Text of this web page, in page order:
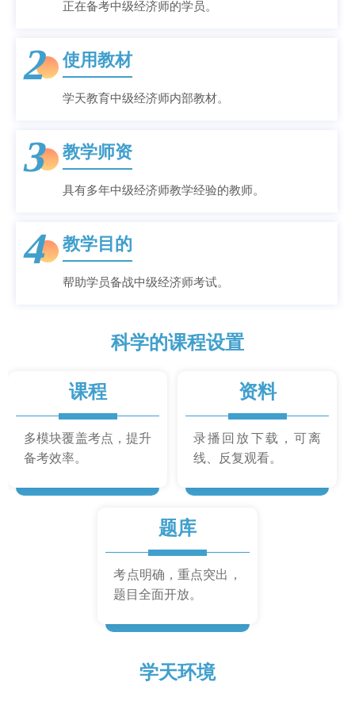
正在备考中级经济师的学员。
2 使用教材
学天教育中级经济师内部教材。
3 教学师资
具有多年中级经济师教学经验的教师。
4 教学目的
帮助学员备战中级经济师考试。
科学的课程设置
课程
多模块覆盖考点，提升
备考效率。
资料
录播回放下载，可离
线、反复观看。
题库
考点明确，重点突出，
题目全面开放。
学天环境